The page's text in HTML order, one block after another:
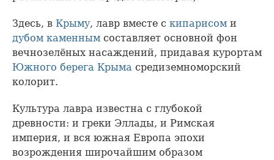
Здесь, в Крыму, лавр вместе с кипарисом и
дубом каменным составляет основной фон
вечнозелёных насаждений, придавая курортам
Южного берега Крыма средиземноморский
колорит.
Культура лавра известна с глубокой
древности: и греки Эллады, и Римская
империя, и вся южная Европа эпохи
возрождения широчайшим образом